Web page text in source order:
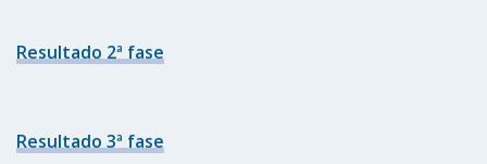
Resultado 2ª fase
Resultado 3ª fase